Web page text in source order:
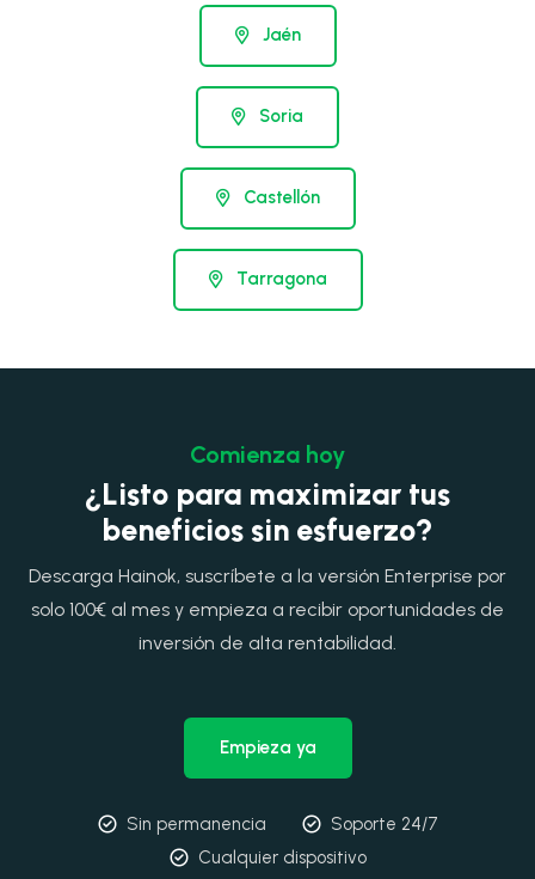
Jaén
Soria
Castellón
Tarragona
Comienza hoy
¿Listo para maximizar tus
beneficios sin esfuerzo?
Descarga Hainok, suscríbete a la versión Enterprise por
solo 100€ al mes y empieza a recibir oportunidades de
inversión de alta rentabilidad.
Empieza ya
Sin permanencia
Soporte 24/7
Cualquier dispositivo